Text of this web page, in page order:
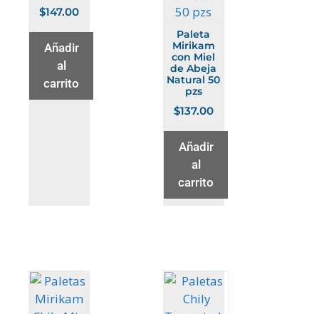
$147.00
Añadir
al
carrito
Paleta
Mirikam
con Miel
de Abeja
Natural 50
pzs
$137.00
Añadir
al
carrito